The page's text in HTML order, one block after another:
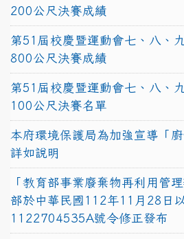
200公尺決賽成績
第51屆校慶暨運動會七、八、
800公尺決賽成績
第51屆校慶暨運動會七、八、
100公尺決賽名單
本府環境保護局為加強宣導「
詳如說明
「教育部事業廢棄物再利用管
部於中華民國112年11月28日
1122704535A號令修正發布